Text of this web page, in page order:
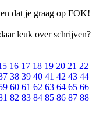
dat je graag op FOK!
leuk over schrijven?
16 17 18 19 20 21 22
38 39 40 41 42 43 44
60 61 62 63 64 65 66
82 83 84 85 86 87 88